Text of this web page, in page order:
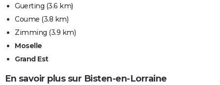
Guerting (3.6 km)
Coume (3.8 km)
Zimming (3.9 km)
Moselle
Grand Est
En savoir plus sur Bisten-en-Lorraine